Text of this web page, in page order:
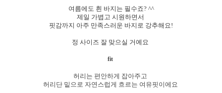
여름에도 흰 바지는 필수죠? ^^
제일 가볍고 시원하면서
핏감까지 아주 만족스러운 바지로 강추해요!
정 사이즈 잘 맞으실 거예요
fit
허리는 편안하게 잡아주고
허리단 밑으로 자연스럽게 흐르는 여유핏이에요